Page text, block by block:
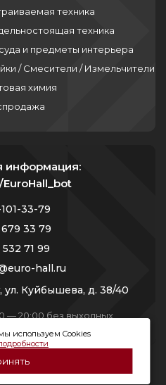
техника
техника
и предметы интерьера
/ Смесители / Измельчители
химия
информация:
33-79
679 33 79
71 99
hall.ru
ул. Куйбышева, д. 38/40
— 20:00 без выходных
Все права защищены.
используем Cookies